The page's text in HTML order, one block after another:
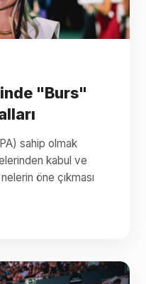
"Burs"
sahip olmak
kabul ve
öne çıkması